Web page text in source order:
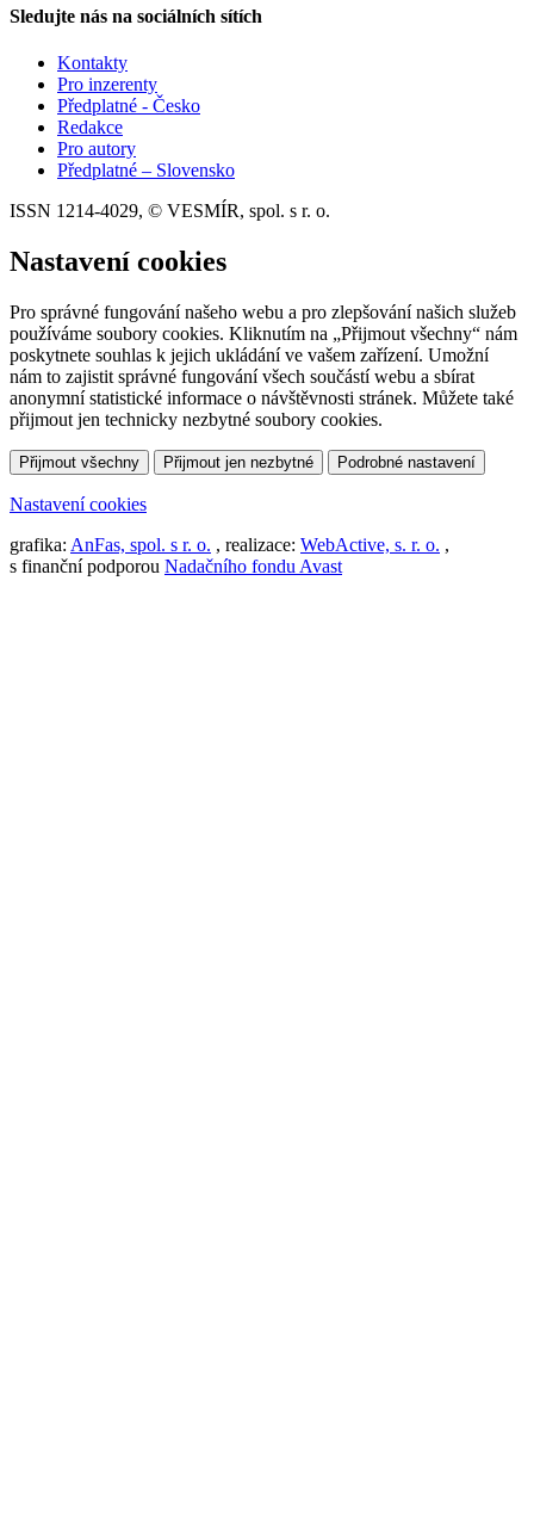
Sledujte nás na sociálních sítích
Kontakty
Pro inzerenty
Předplatné - Česko
Redakce
Pro autory
Předplatné – Slovensko
ISSN 1214-4029, © VESMÍR, spol. s r. o.
Nastavení cookies
Pro správné fungování našeho webu a pro zlepšování našich služeb
používáme soubory cookies. Kliknutím na „Přijmout všechny“ nám
poskytnete souhlas k jejich ukládání ve vašem zařízení. Umožní
nám to zajistit správné fungování všech součástí webu a sbírat
anonymní statistické informace o návštěvnosti stránek. Můžete také
přijmout jen technicky nezbytné soubory cookies.
Přijmout všechny Přijmout jen nezbytné Podrobné nastavení
Nastavení cookies
grafika: AnFas, spol. s r. o. , realizace: WebActive, s. r. o. ,
s finanční podporou Nadačního fondu Avast